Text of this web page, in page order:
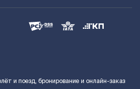
и поезд, бронирование и онлайн-заказ